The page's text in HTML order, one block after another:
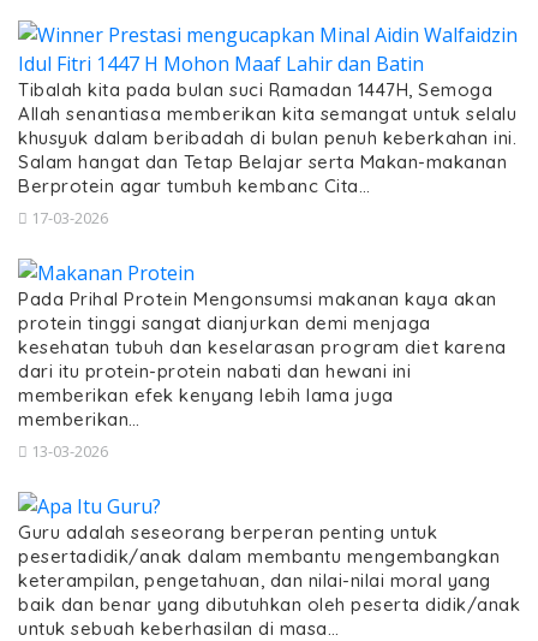
Tibalah kita pada bulan suci Ramadan 1447H, Semoga
Allah senantiasa memberikan kita semangat untuk selalu
khusyuk dalam beribadah di bulan penuh keberkahan ini.
Salam hangat dan Tetap Belajar serta Makan-makanan
Berprotein agar tumbuh kembanc Cita…
17-03-2026
Pada Prihal Protein Mengonsumsi makanan kaya akan
protein tinggi sangat dianjurkan demi menjaga
kesehatan tubuh dan keselarasan program diet karena
dari itu protein-protein nabati dan hewani ini
memberikan efek kenyang lebih lama juga
memberikan…
13-03-2026
Guru adalah seseorang berperan penting untuk
pesertadidik/anak dalam membantu mengembangkan
keterampilan, pengetahuan, dan nilai-nilai moral yang
baik dan benar yang dibutuhkan oleh peserta didik/anak
untuk sebuah keberhasilan di masa…